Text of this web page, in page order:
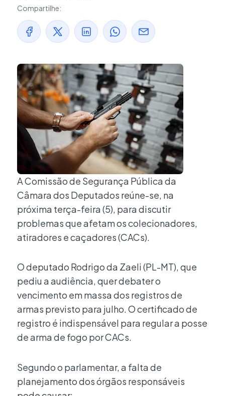
Compartilhe:
A Comissão de Segurança Pública da
Câmara dos Deputados reúne-se, na
próxima terça-feira (5), para discutir
problemas que afetam os colecionadores,
atiradores e caçadores (CACs).
O deputado Rodrigo da Zaeli (PL-MT), que
pediu a audiência, quer debater o
vencimento em massa dos registros de
armas previsto para julho. O certificado de
registro é indispensável para regular a posse
de arma de fogo por CACs.
Segundo o parlamentar, a falta de
planejamento dos órgãos responsáveis